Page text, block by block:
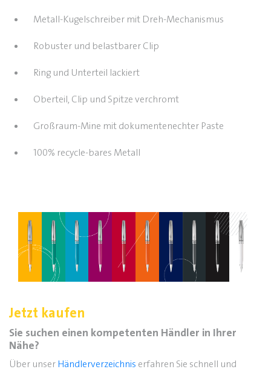
Metall-Kugelschreiber mit Dreh-Mechanismus
Robuster und belastbarer Clip
Ring und Unterteil lackiert
Oberteil, Clip und Spitze verchromt
Großraum-Mine mit dokumentenechter Paste
100% recycle-bares Metall
Jetzt kaufen
Sie suchen einen kompetenten Händler in Ihrer
Nähe?
Über unser Händlerverzeichnis erfahren Sie schnell und